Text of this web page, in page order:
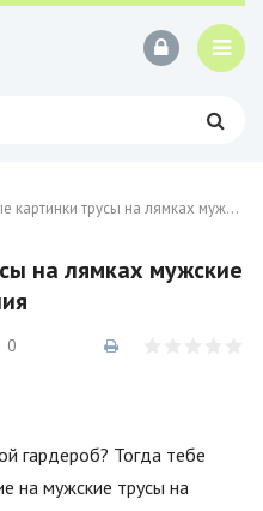
трусы на лямках мужские 31 фото
на лямках мужские
0
гардероб? Тогда тебе
на мужские трусы на